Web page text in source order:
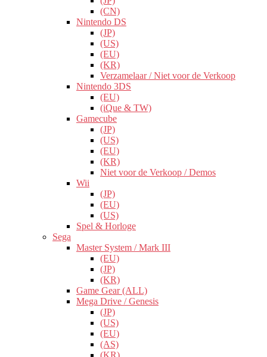
(CN)
Nintendo DS
(JP)
(US)
(EU)
(KR)
Verzamelaar / Niet voor de Verkoop
Nintendo 3DS
(EU)
(iQue & TW)
Gamecube
(JP)
(US)
(EU)
(KR)
Niet voor de Verkoop / Demos
Wii
(JP)
(EU)
(US)
Spel & Horloge
Sega
Master System / Mark III
(EU)
(JP)
(KR)
Game Gear (ALL)
Mega Drive / Genesis
(JP)
(US)
(EU)
(AS)